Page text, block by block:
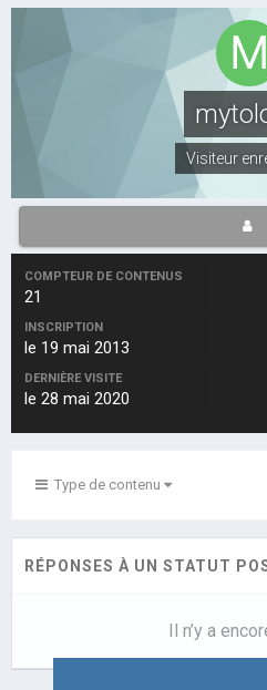
Visiteur
COMPTEUR DE CONTENUS
21
INSCRIPTION
le 19 mai 2013
DERNIÈRE VISITE
le 28 mai 2020
Type de contenu
RÉPONSES À UN STATUT
Il n’y a